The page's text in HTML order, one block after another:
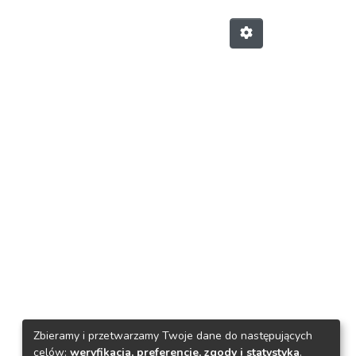
Zbieramy i przetwarzamy Twoje dane do następujących
celów: weryfikacja, preferencje, zgody i statystyka.